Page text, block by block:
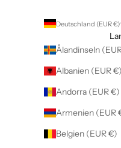
Deutschland (EUR €)
Ålandinseln
Albanien (EUR €)
Andorra (EUR €)
Armenien (EUR
Belgien (EUR €)